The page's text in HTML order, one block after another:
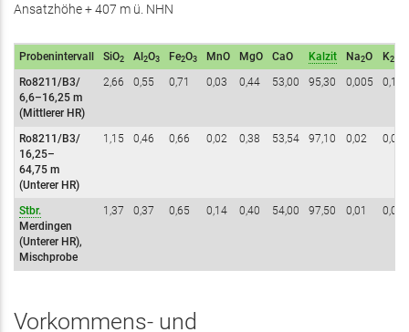
Ansatzhöhe + 407 m ü. NHN
Probenintervall SiO2 Al 2O3 Fe2O3 MnO MgO CaO Kalzit Na2O K2
Ro8211/B3/
6,6–16,25 m
(Mittlerer HR)
2,66 0,55 0,71 0,03 0,44 53,00 95,30 0,005 0,10
Ro8211/B3/
16,25–
64,75 m
(Unterer HR)
1,15 0,46 0,66 0,02 0,38 53,54 97,10 0,02 0,04
Stbr.
Merdingen
(Unterer HR),
Mischprobe
1,37 0,37 0,65 0,14 0,40 54,00 97,50 0,01 0,08
Vorkommens- und